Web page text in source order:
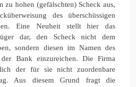
zu hohen (gefälschten) Scheck aus,
des überschüssigen
Eine Neuheit stellt hier das
dar, den Scheck nicht dem
sondern diesen im Namen des
Bank einzureichen. Die Firma
der für sie nicht zuordenbare
Aus diesem Grund fragt die